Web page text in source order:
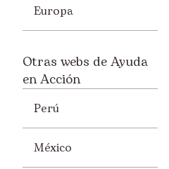
Europa
Otras webs de Ayuda
en Acción
Perú
México